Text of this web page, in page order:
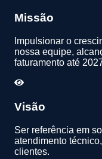
Missão
Impulsionar o
nossa equipe,
faturamento até
Visão
Ser referência em
atendimento
clientes.